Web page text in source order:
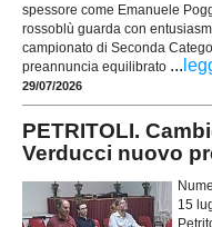
spessore come Emanuele
rossoblù guarda con
campionato di Seconda
preannuncia equilibrato ...
29/07/2026
PETRITOLI.
Verducci nuovo
15